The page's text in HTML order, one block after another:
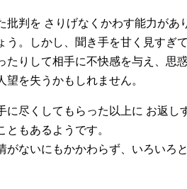
判を さりげなくかわす能力があ
う。しかし、聞き手を甘く見すぎて
たりして相手に不快感を与え、思
を失うかもしれません。
に尽くしてもらった以上に お返し
もあるようです。
ないにもかかわらず、いろいろと